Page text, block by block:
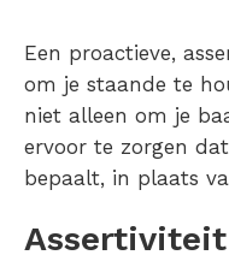
Een proactieve,
om je staande te
niet alleen om je
ervoor te zorgen
bepaalt, in plaats